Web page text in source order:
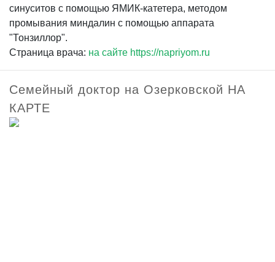
синуситов с помощью ЯМИК-катетера, методом
промывания миндалин с помощью аппарата
"Тонзиллор".
Страница врача: на сайте https://napriyom.ru
Семейный доктор на Озерковской НА
КАРТЕ